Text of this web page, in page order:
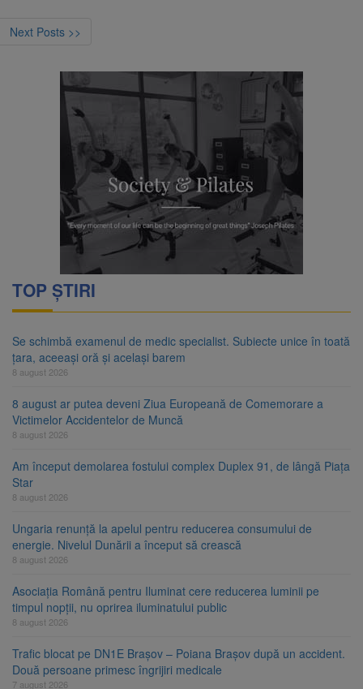
Next Posts >>
TOP ȘTIRI
Se schimbă examenul de medic specialist. Subiecte unice în toată
țara, aceeași oră și același barem
8 august 2026
8 august ar putea deveni Ziua Europeană de Comemorare a
Victimelor Accidentelor de Muncă
8 august 2026
Am început demolarea fostului complex Duplex 91, de lângă Piața
Star
8 august 2026
Ungaria renunță la apelul pentru reducerea consumului de
energie. Nivelul Dunării a început să crească
8 august 2026
Asociația Română pentru Iluminat cere reducerea luminii pe
timpul nopții, nu oprirea iluminatului public
8 august 2026
Trafic blocat pe DN1E Brașov – Poiana Brașov după un accident.
Două persoane primesc îngrijiri medicale
7 august 2026